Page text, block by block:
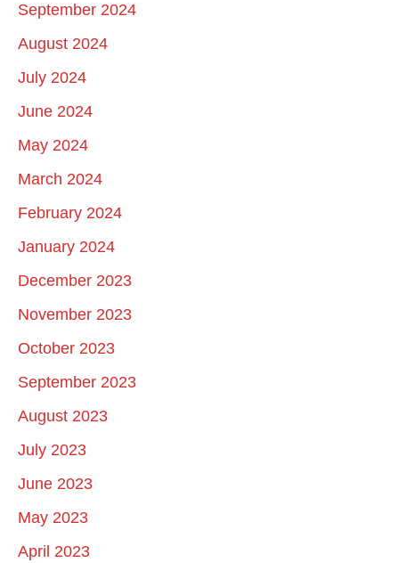
September 2024
August 2024
July 2024
June 2024
May 2024
March 2024
February 2024
January 2024
December 2023
November 2023
October 2023
September 2023
August 2023
July 2023
June 2023
May 2023
April 2023